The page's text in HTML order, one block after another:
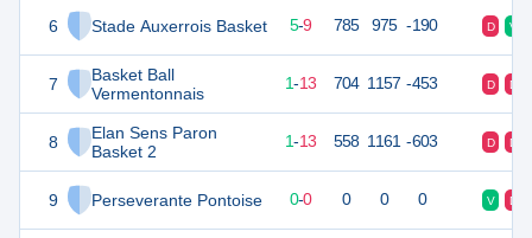
6 Stade Auxerrois Basket
7
Basket Ball
Vermentonnais
8
Elan Sens Paron
Basket 2
9 Perseverante Pontoise
19 14 5-9 785 975 -190 D V
1-13 704 1157 -453 D D
15 1-13 558 1161 -603 D D
0 0 0-0 0 0 0 V D